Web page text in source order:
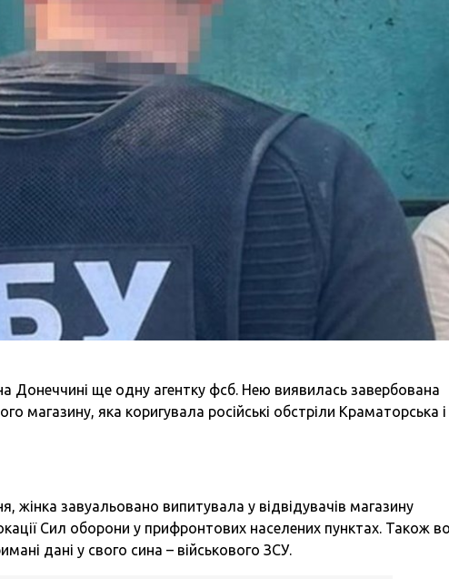
Донеччині ще одну агентку фсб. Нею виявилась завербована
магазину, яка коригувала російські обстріли Краматорська і
жінка завуальовано випитувала у відвідувачів магазину
Сил оборони у прифронтових населених пунктах. Також
дані у свого сина – військового ЗСУ.